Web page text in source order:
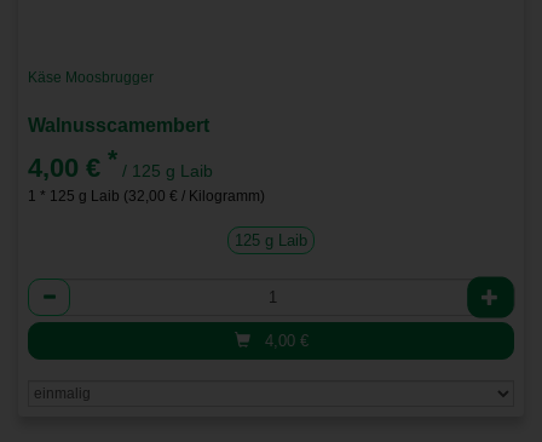
Käse Moosbrugger
Walnusscamembert
4,00 € * / 125 g Laib
1 * 125 g Laib (32,00 € / Kilogramm)
125 g Laib
Anzahl
4,00 €